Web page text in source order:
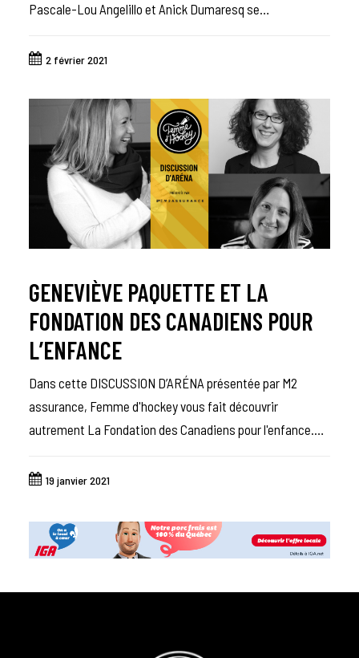
Pascale-Lou Angelillo et Anick Dumaresq se…
2 février 2021
GENEVIÈVE PAQUETTE ET LA
FONDATION DES CANADIENS POUR
L’ENFANCE
Dans cette DISCUSSION D’ARÉNA présentée par M2
assurance, Femme d'hockey vous fait découvrir
autrement La Fondation des Canadiens pour l'enfance.…
19 janvier 2021